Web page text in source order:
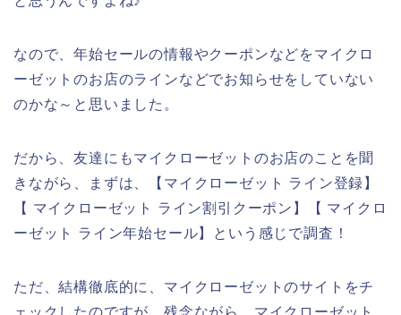
なので、年始セールの情報やクーポンなどをマイクロ
ーゼットのお店のラインなどでお知らせをしていない
のかな～と思いました。
だから、友達にもマイクローゼットのお店のことを聞
きながら、まずは、【マイクローゼット ライン登録】
【 マイクローゼット ライン割引クーポン】【 マイクロ
ーゼット ライン年始セール】という感じで調査！
ただ、結構徹底的に、マイクローゼットのサイトをチ
ェックしたのですが、残念ながら、マイクローゼット